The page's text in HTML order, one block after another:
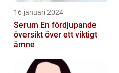
16 januari 2024
Serum En fördjupande
översikt över ett viktigt
ämne